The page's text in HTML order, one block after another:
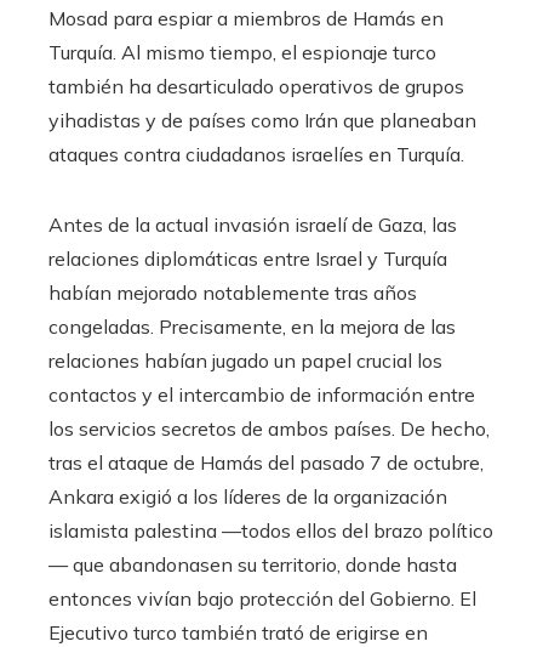
Mosad para espiar a miembros de Hamás en
Turquía. Al mismo tiempo, el espionaje turco
también ha desarticulado operativos de grupos
yihadistas y de países como Irán que planeaban
ataques contra ciudadanos israelíes en Turquía.
Antes de la actual invasión israelí de Gaza, las
relaciones diplomáticas entre Israel y Turquía
habían mejorado notablemente tras años
congeladas. Precisamente, en la mejora de las
relaciones habían jugado un papel crucial los
contactos y el intercambio de información entre
los servicios secretos de ambos países. De hecho,
tras el ataque de Hamás del pasado 7 de octubre,
Ankara exigió a los líderes de la organización
islamista palestina —todos ellos del brazo político
— que abandonasen su territorio, donde hasta
entonces vivían bajo protección del Gobierno. El
Ejecutivo turco también trató de erigirse en